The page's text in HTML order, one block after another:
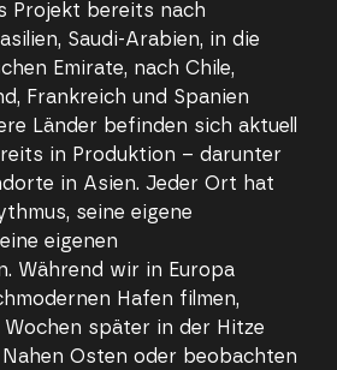
Projekt bereits nach
Saudi-Arabien, in die
Emirate, nach Chile,
Frankreich und Spanien
Länder befinden sich aktuell
in Produktion – darunter
in Asien. Jeder Ort hat
seine eigene
eigenen
Während wir in Europa
Hafen filmen,
später in der Hitze
Nahen Osten oder beobachten